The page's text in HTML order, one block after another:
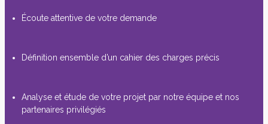
Écoute attentive de votre demande
Définition ensemble d’un cahier des charges précis
Analyse et étude de votre projet par notre équipe et nos
partenaires privilégiés